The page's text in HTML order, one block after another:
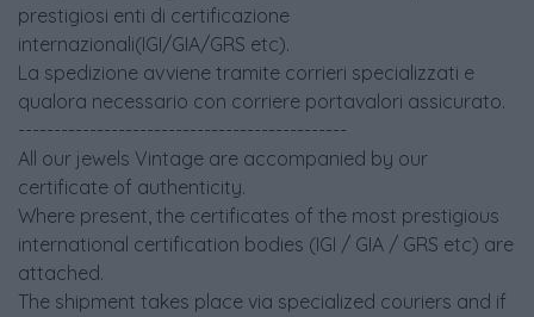
prestigiosi enti di certificazione
internazionali(IGI/GIA/GRS etc).
La spedizione avviene tramite corrieri specializzati e
qualora necessario con corriere portavalori assicurato.
----------------------------------------------
All our jewels Vintage are accompanied by our
certificate of authenticity.
Where present, the certificates of the most prestigious
international certification bodies (IGI / GIA / GRS etc) are
attached.
The shipment takes place via specialized couriers and if